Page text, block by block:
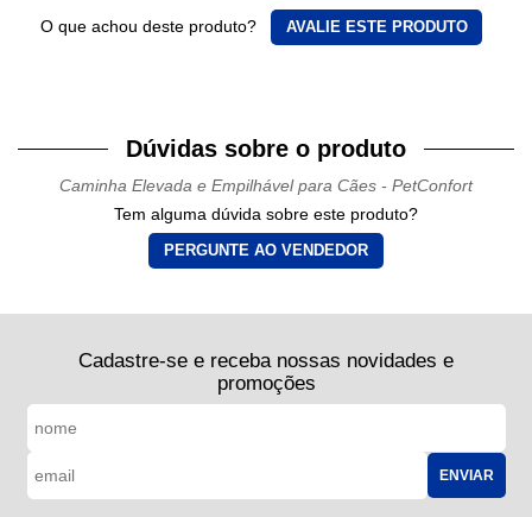
O que achou deste produto? AVALIE ESTE PRODUTO
Dúvidas sobre o produto
Caminha Elevada e Empilhável para Cães - PetConfort
Tem alguma dúvida sobre este produto?
PERGUNTE AO VENDEDOR
Cadastre-se e receba nossas novidades e
promoções
ENVIAR